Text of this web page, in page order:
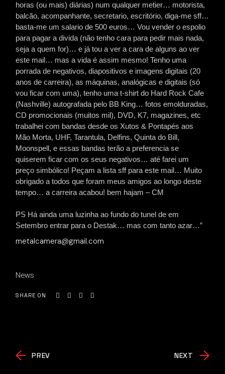
horas (ou mais) diárias) num qualquer metier… motorista,
balcão, acompanhante, secretario, escritório, diga-me sff…
basta-me um salario de 500 euros… Vou vender o espolio
para pagar a divida (não tenho cara para pedir mais nada,
seja a quem for)… e já tou a ver a cara de alguns ao ver
este mail… mas a vida é assim mesmo!Tenho uma
porrada de negativos, diapositivos e imagens digitais (20
anos de carreira), as máquinas, analógicas e digitais (só
vou ficar com uma), tenho uma t-shirt do Hard Rock Cafe
(Nashville) autografada pelo BB King… fotos emolduradas,
CD promocionais (muitos mil), DVD, K7, magazines, etc
trabalhei com bandas desde os Xutos & Pontapés aos
Mão Morta, UHF, Tarantula, Delfins, Quinta do Bill,
Moonspell, e essas bandas terão a preferencia se
quiserem ficar com os seus negativos… até farei um
preço simbólico! Peçam a lista sff para este mail… Muito
obrigado a todos que foram meus amigos ao longo deste
tempo… a carreira acabou! bem hajam – CM
PS Há ainda uma luzinha ao fundo do tunel de em
Setembro entrar para o Destak… mas com tanto azar…”
metalcamera@gmail.com
News
SHARE ON
PREV NEXT